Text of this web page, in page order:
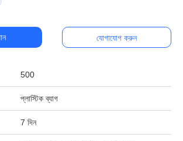
500
প্লাস্টিক ব্যাগ
7 দিন
যোগাযোগ করুন